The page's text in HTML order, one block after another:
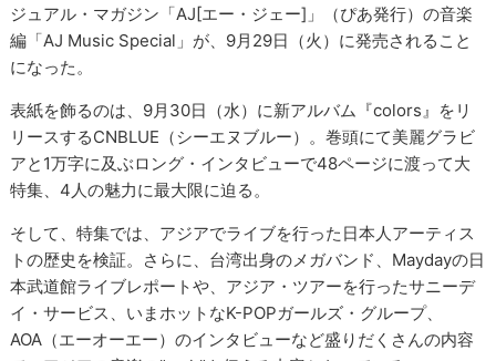
ジュアル・マガジン「AJ[エー・ジェー]」（ぴあ発行）の音楽
編「AJ Music Special」が、9月29日（火）に発売されること
になった。
表紙を飾るのは、9月30日（水）に新アルバム『colors』をリ
リースするCNBLUE（シーエヌブルー）。巻頭にて美麗グラビ
アと1万字に及ぶロング・インタビューで48ページに渡って大
特集、4人の魅力に最大限に迫る。
そして、特集では、アジアでライブを行った日本人アーティス
トの歴史を検証。さらに、台湾出身のメガバンド、Maydayの日
本武道館ライブレポートや、アジア・ツアーを行ったサニーデ
イ・サービス、いまホットなK-POPガールズ・グループ、
AOA（エーオーエー）のインタビューなど盛りだくさんの内容